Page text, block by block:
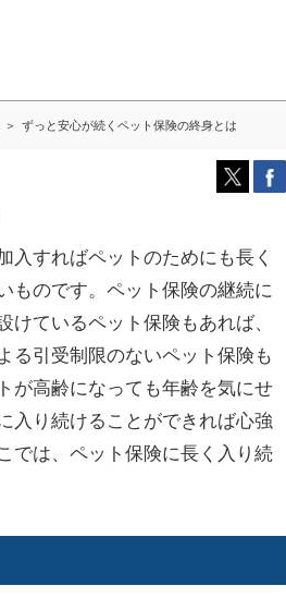
ずっと安心が続くペット保険の終身とは
入すればペットのためにも長く
ものです。ペット保険の継続に
けているペット保険もあれば、
る引受制限のないペット保険も
が高齢になっても年齢を気にせ
入り続けることができれば心強
では、ペット保険に長く入り続